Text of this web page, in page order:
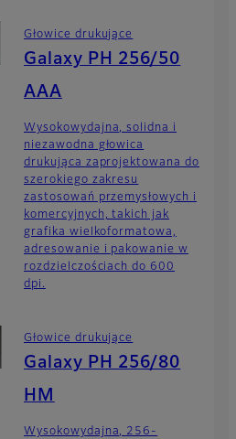
Głowice drukujące
Galaxy PH 256/50
AAA
Wysokowydajna, solidna i
niezawodna głowica
drukująca zaprojektowana do
szerokiego zakresu
zastosowań przemysłowych i
komercyjnych, takich jak
grafika wielkoformatowa,
adresowanie i pakowanie w
rozdzielczościach do 600
dpi.
Głowice drukujące
Galaxy PH 256/80
HM
Wysokowydajna, 256-